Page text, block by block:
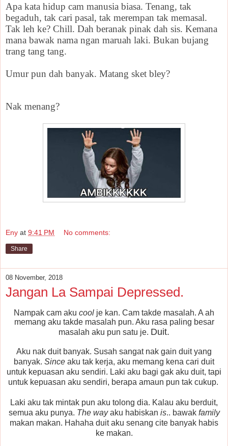
Apa kata hidup cam manusia biasa. Tenang, tak
begaduh, tak cari pasal, tak merempan tak memasal.
Tak leh ke? Chill. Dah beranak pinak dah sis. Kemana
mana bawak nama ngan maruah laki. Bukan bujang
trang tang tang.
Umur pun dah banyak. Matang sket bley?
Nak menang?
Eny at 9:41 PM No comments:
Share
08 November, 2018
Jangan La Sampai Depressed.
Nampak cam aku cool je kan. Cam takde masalah. A ah
memang aku takde masalah pun. Aku rasa paling besar
masalah aku pun satu je. Duit.
Aku nak duit banyak. Susah sangat nak gain duit yang
banyak. Since aku tak kerja, aku memang kena cari duit
untuk kepuasan aku sendiri. Laki aku bagi gak aku duit, tapi
untuk kepuasan aku sendiri, berapa amaun pun tak cukup.
Laki aku tak mintak pun aku tolong dia. Kalau aku berduit,
semua aku punya. The wayaku habiskan is.. bawak family
makan makan. Hahaha duit aku senang cite banyak habis
ke makan.